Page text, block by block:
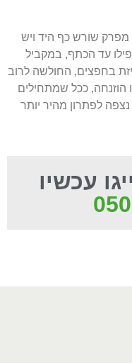
מפרק שורש כף היד ויש
עד הכתף, במקביל
בחפצים, החולשה לרוב
ככל שמתחילים
לפתרון מהיר יותר
עכשיו